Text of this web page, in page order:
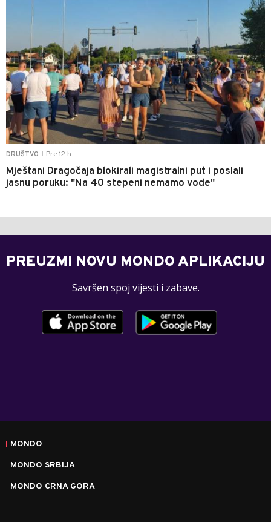
DRUŠTVO Pre 12 h
Mještani Dragočaja blokirali magistralni put i poslali
jasnu poruku: "Na 40 stepeni nemamo vode"
PREUZMI NOVU MONDO APLIKACIJU
Savršen spoj vijesti i zabave.
MONDO
MONDO SRBIJA
MONDO CRNA GORA